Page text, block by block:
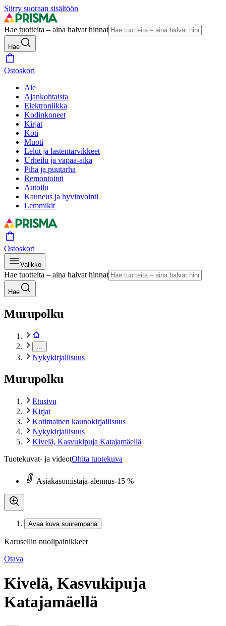
Siirry suoraan sisältöön
Hae tuotteita – aina halvat hinnat
Hae
Ostoskori
Ale
Ajankohtaista
Elektroniikka
Kodinkoneet
Kirjat
Koti
Muoti
Lelut ja lastentarvikkeet
Urheilu ja vapaa-aika
Piha ja puutarha
Remontointi
Autoilu
Kauneus ja hyvinvointi
Lemmikit
Ostoskori
Valikko
Hae tuotteita – aina halvat hinnat
Hae
Murupolku
Nykykirjallisuus
Murupolku
Etusivu
Kirjat
Kotimainen kaunokirjallisuus
Nykykirjallisuus
Kivelä, Kasvukipuja Katajamäellä
Tuotekuvat- ja videotOhita tuotekuva
Asiakasomistaja-alennus-15 %
Avaa kuva suurempana
Karusellin nuolipainikkeet
Otava
Kivelä, Kasvukipuja
Katajamäellä